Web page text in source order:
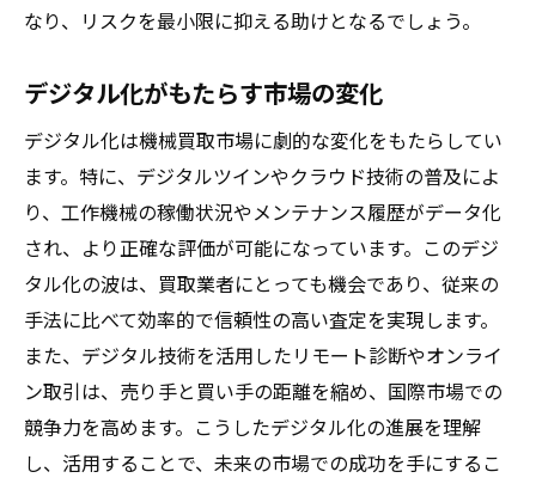
なり、リスクを最小限に抑える助けとなるでしょう。
デジタル化がもたらす市場の変化
デジタル化は機械買取市場に劇的な変化をもたらしてい
ます。特に、デジタルツインやクラウド技術の普及によ
り、工作機械の稼働状況やメンテナンス履歴がデータ化
され、より正確な評価が可能になっています。このデジ
タル化の波は、買取業者にとっても機会であり、従来の
手法に比べて効率的で信頼性の高い査定を実現します。
また、デジタル技術を活用したリモート診断やオンライ
ン取引は、売り手と買い手の距離を縮め、国際市場での
競争力を高めます。こうしたデジタル化の進展を理解
し、活用することで、未来の市場での成功を手にするこ